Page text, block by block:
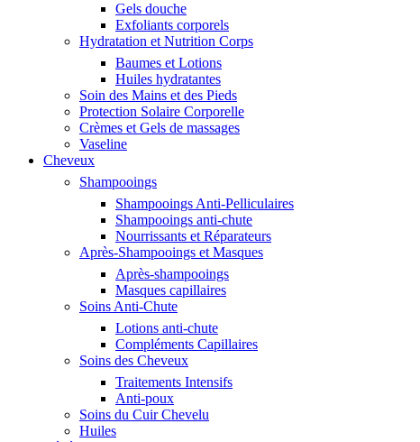
Gels douche
Exfoliants corporels
Hydratation et Nutrition Corps
Baumes et Lotions
Huiles hydratantes
Soin des Mains et des Pieds
Protection Solaire Corporelle
Crèmes et Gels de massages
Vaseline
Cheveux
Shampooings
Shampooings Anti-Pelliculaires
Shampooings anti-chute
Nourrissants et Réparateurs
Après-Shampooings et Masques
Après-shampooings
Masques capillaires
Soins Anti-Chute
Lotions anti-chute
Compléments Capillaires
Soins des Cheveux
Traitements Intensifs
Anti-poux
Soins du Cuir Chevelu
Huiles